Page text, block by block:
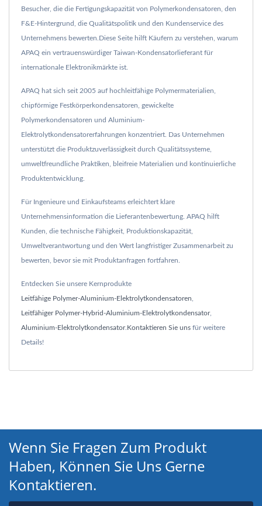
Besucher, die die Fertigungskapazität von Polymerkondensatoren, den
F&E-Hintergrund, die Qualitätspolitik und den Kundenservice des
Unternehmens bewerten.Diese Seite hilft Käufern zu verstehen, warum
APAQ ein vertrauenswürdiger Taiwan-Kondensatorlieferant für
internationale Elektronikmärkte ist.
APAQ hat sich seit 2005 auf hochleitfähige Polymermaterialien,
chipförmige Festkörperkondensatoren, gewickelte
Polymerkondensatoren und Aluminium-
Elektrolytkondensatorerfahrungen konzentriert. Das Unternehmen
unterstützt die Produktzuverlässigkeit durch Qualitätssysteme,
umweltfreundliche Praktiken, bleifreie Materialien und kontinuierliche
Produktentwicklung.
Für Ingenieure und Einkaufsteams erleichtert klare
Unternehmensinformation die Lieferantenbewertung. APAQ hilft
Kunden, die technische Fähigkeit, Produktionskapazität,
Umweltverantwortung und den Wert langfristiger Zusammenarbeit zu
bewerten, bevor sie mit Produktanfragen fortfahren.
Entdecken Sie unsere Kernprodukte
Leitfähige Polymer-Aluminium-Elektrolytkondensatoren
Leitfähiger Polymer-Hybrid-Aluminium-Elektrolytkondensator,
Aluminium-Elektrolytkondensator. Kontaktieren Sie uns für weitere
Details!
Wenn Sie Fragen Zum Produkt
Haben, Können Sie Uns Gerne
Kontaktieren.